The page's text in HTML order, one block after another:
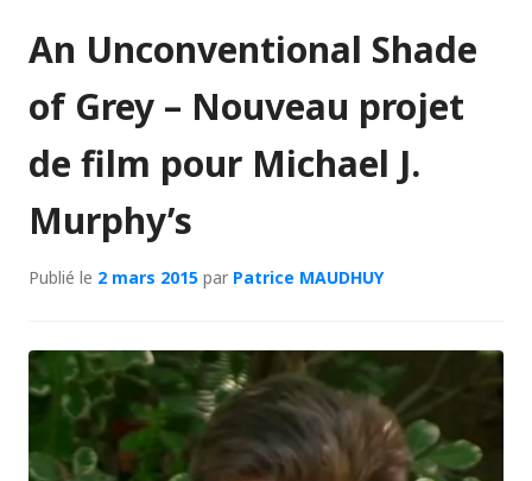
An Unconventional Shade
of Grey – Nouveau projet
de film pour Michael J.
Murphy’s
Publié le 2 mars 2015 par Patrice MAUDHUY